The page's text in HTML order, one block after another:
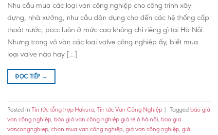
Nhu cầu mua các loại van công nghiệp cho công trình xây
dựng, nhà xưởng, nhu cầu dân dụng cho đến các hệ thống cấp
thoát nước, pccc luôn ở mức cao không chỉ riêng gì tại Hà Nội.
Nhưng trong vô vàn các loại valve công nghiệp ấy, biết mua
loại valve nào hay […]
ĐỌC TIẾP →
Posted in Tin tức tổng hợp Hakura, Tin tức Van Công Nghiệp Tagged báo giá
van công nghiệp, báo giá van công nghiệp giá rẻ ở hà nội, bao gia
vancongnghiep, chọn mua van công nghiệp, giá van công nghiệp, giá